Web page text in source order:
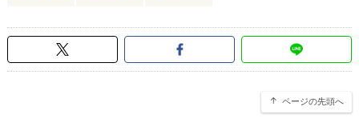
ページの先頭へ